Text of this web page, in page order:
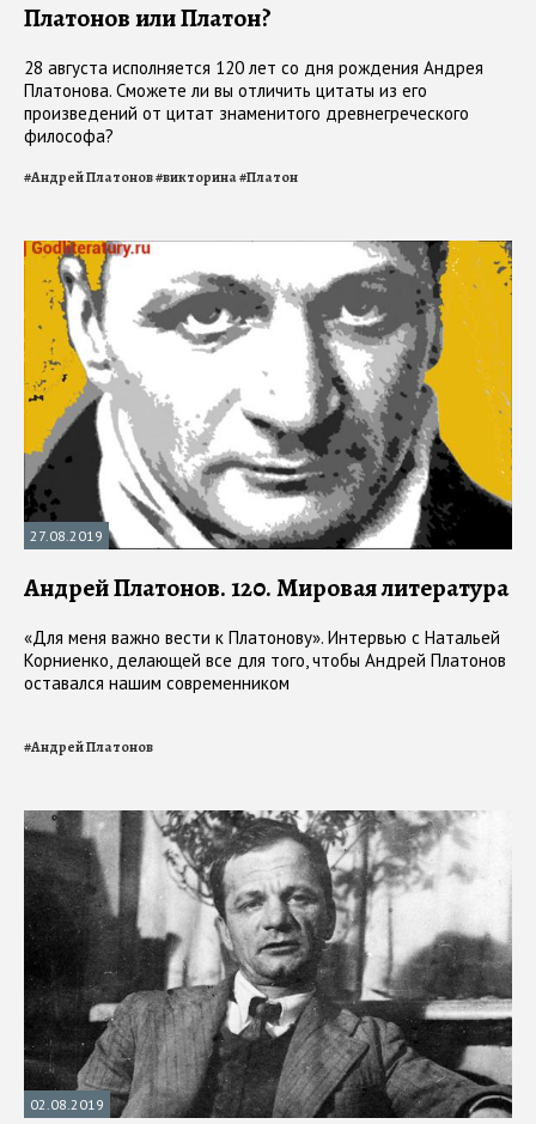
Платонов или Платон?
28 августа исполняется 120 лет со дня рождения Андрея
Платонова. Сможете ли вы отличить цитаты из его
произведений от цитат знаменитого древнегреческого
философа?
#Андрей Платонов#викторина#Платон
27.08.2019
Андрей Платонов. 120. Мировая литература
«Для меня важно вести к Платонову». Интервью с Натальей
Корниенко, делающей все для того, чтобы Андрей Платонов
оставался нашим современником
#Андрей Платонов
02.08.2019